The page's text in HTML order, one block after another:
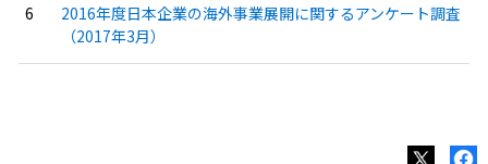
2016年度日本企業の海外事業展開に関するアンケート調査
（2017年3月）